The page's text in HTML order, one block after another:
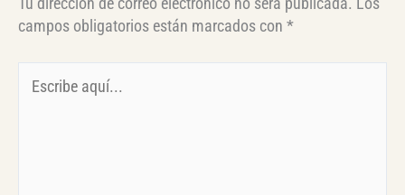
campos obligatorios están marcados con *
aquí...